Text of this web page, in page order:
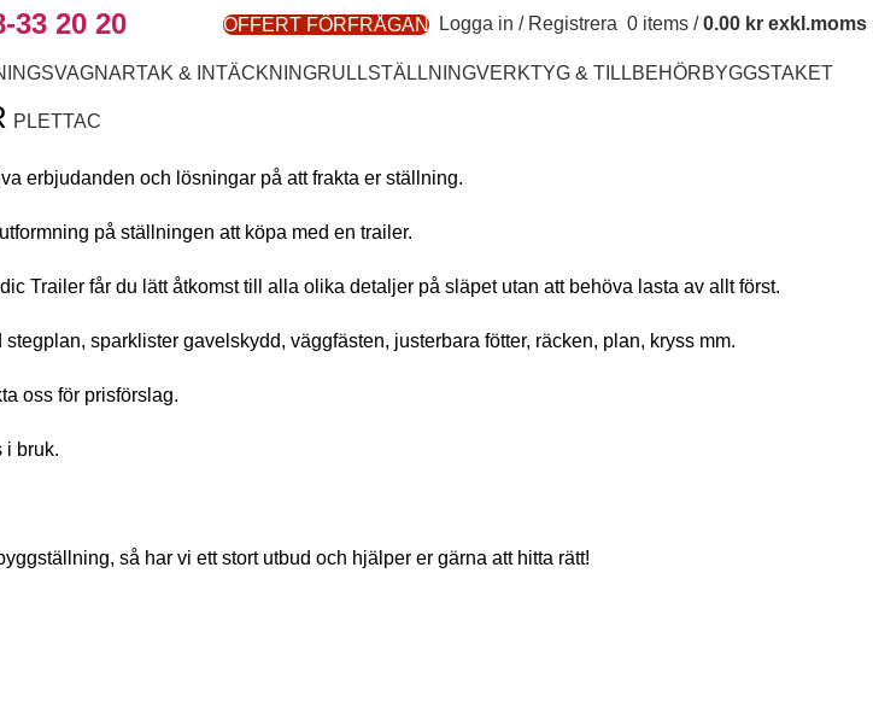
33 20 20 OFFERT FÖRFRÅGAN Logga in / Registrera 0 items / 0.00 kr
TAK & INTÄCKNINGRULLSTÄLLNINGVERKTYG & TILLBEHÖRBYGGSTAKET
PLETTAC
erbjudanden och lösningar på att frakta er ställning.
på ställningen att köpa med en trailer.
Trailer får du lätt åtkomst till alla olika detaljer på släpet utan att behöva lasta av allt först.
sparklister gavelskydd, väggfästen, justerbara fötter, räcken, plan, kryss mm.
oss för prisförslag.
i bruk.
så har vi ett stort utbud och hjälper er gärna att hitta rätt!